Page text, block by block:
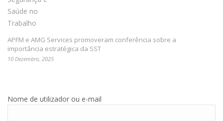
APFM e AMG Services promoveram conferência sobre a
importância estratégica da SST
10 Dezembro, 2025
Nome de utilizador ou e-mail